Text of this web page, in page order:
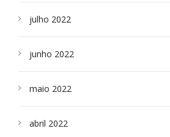
julho 2022
junho 2022
maio 2022
abril 2022